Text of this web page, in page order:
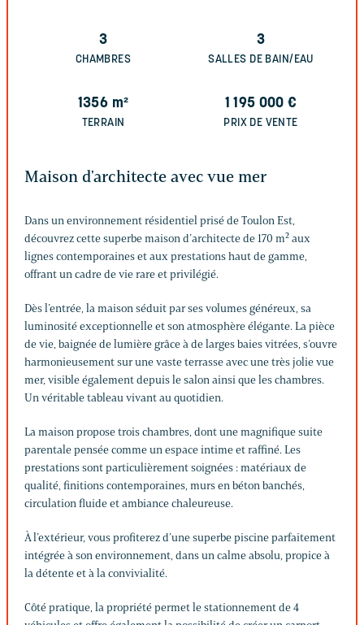
3
CHAMBRES
3
SALLES DE BAIN/EAU
1356 m²
TERRAIN
1 195 000€
PRIX DE VENTE
Maison d'architecte avec vue mer
Dans un environnement résidentiel prisé de Toulon Est,
découvrez cette superbe maison d’architecte de 170 m² aux
lignes contemporaines et aux prestations haut de gamme,
offrant un cadre de vie rare et privilégié.
Dès l’entrée, la maison séduit par ses volumes généreux, sa
luminosité exceptionnelle et son atmosphère élégante. La pièce
de vie, baignée de lumière grâce à de larges baies vitrées, s’ouvre
harmonieusement sur une vaste terrasse avec une très jolie vue
mer, visible également depuis le salon ainsi que les chambres.
Un véritable tableau vivant au quotidien.
La maison propose trois chambres, dont une magnifique suite
parentale pensée comme un espace intime et raffiné. Les
prestations sont particulièrement soignées : matériaux de
qualité, finitions contemporaines, murs en béton banchés,
circulation fluide et ambiance chaleureuse.
À l’extérieur, vous profiterez d’une superbe piscine parfaitement
intégrée à son environnement, dans un calme absolu, propice à
la détente et à la convivialité.
Côté pratique, la propriété permet le stationnement de 4